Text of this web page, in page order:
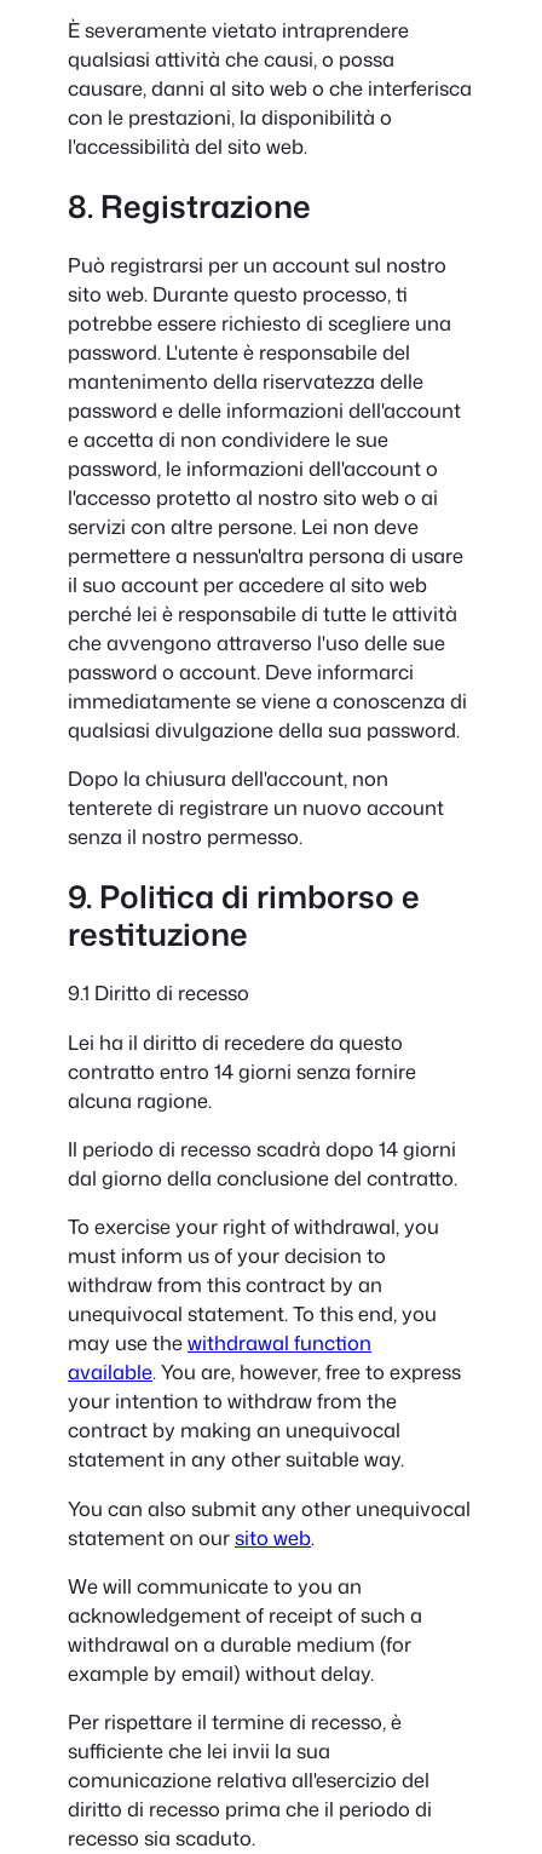
È severamente vietato intraprendere
qualsiasi attività che causi, o possa
causare, danni al sito web o che interferisca
con le prestazioni, la disponibilità o
l'accessibilità del sito web.
8. Registrazione
Può registrarsi per un account sul nostro
sito web. Durante questo processo, ti
potrebbe essere richiesto di scegliere una
password. L'utente è responsabile del
mantenimento della riservatezza delle
password e delle informazioni dell'account
e accetta di non condividere le sue
password, le informazioni dell'account o
l'accesso protetto al nostro sito web o ai
servizi con altre persone. Lei non deve
permettere a nessun'altra persona di usare
il suo account per accedere al sito web
perché lei è responsabile di tutte le attività
che avvengono attraverso l'uso delle sue
password o account. Deve informarci
immediatamente se viene a conoscenza di
qualsiasi divulgazione della sua password.
Dopo la chiusura dell'account, non
tenterete di registrare un nuovo account
senza il nostro permesso.
9. Politica di rimborso e
restituzione
9.1 Diritto di recesso
Lei ha il diritto di recedere da questo
contratto entro 14 giorni senza fornire
alcuna ragione.
Il periodo di recesso scadrà dopo 14 giorni
dal giorno della conclusione del contratto.
To exercise your right of withdrawal, you
must inform us of your decision to
withdraw from this contract by an
unequivocal statement. To this end, you
may use thewithdrawal function
available. You are, however, free to express
your intention to withdraw from the
contract by making an unequivocal
statement in any other suitable way.
You can also submit any other unequivocal
statement on oursito web.
We will communicate to you an
acknowledgement of receipt of such a
withdrawal on a durable medium (for
example by email) without delay.
Per rispettare il termine di recesso, è
sufficiente che lei invii la sua
comunicazione relativa all'esercizio del
diritto di recesso prima che il periodo di
recesso sia scaduto.